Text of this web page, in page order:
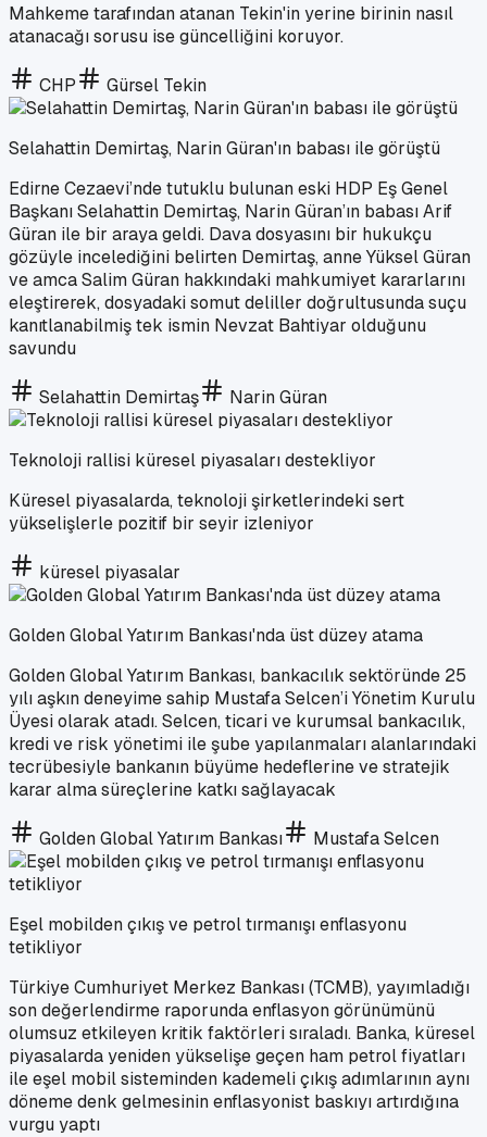
Mahkeme tarafından atanan Tekin'in yerine birinin nasıl
atanacağı sorusu ise güncelliğini koruyor.
CHP Gürsel Tekin
Selahattin Demirtaş, Narin Güran'ın babası ile görüştü
Edirne Cezaevi’nde tutuklu bulunan eski HDP Eş Genel
Başkanı Selahattin Demirtaş, Narin Güran’ın babası Arif
Güran ile bir araya geldi. Dava dosyasını bir hukukçu
gözüyle incelediğini belirten Demirtaş, anne Yüksel Güran
ve amca Salim Güran hakkındaki mahkumiyet kararlarını
eleştirerek, dosyadaki somut deliller doğrultusunda suçu
kanıtlanabilmiş tek ismin Nevzat Bahtiyar olduğunu
savundu
Selahattin Demirtaş Narin Güran
Teknoloji rallisi küresel piyasaları destekliyor
Küresel piyasalarda, teknoloji şirketlerindeki sert
yükselişlerle pozitif bir seyir izleniyor
küresel piyasalar
Golden Global Yatırım Bankası'nda üst düzey atama
Golden Global Yatırım Bankası, bankacılık sektöründe 25
yılı aşkın deneyime sahip Mustafa Selcen’i Yönetim Kurulu
Üyesi olarak atadı. Selcen, ticari ve kurumsal bankacılık,
kredi ve risk yönetimi ile şube yapılanmaları alanlarındaki
tecrübesiyle bankanın büyüme hedeflerine ve stratejik
karar alma süreçlerine katkı sağlayacak
Golden Global Yatırım Bankası Mustafa Selcen
Eşel mobilden çıkış ve petrol tırmanışı enflasyonu
tetikliyor
Türkiye Cumhuriyet Merkez Bankası (TCMB), yayımladığı
son değerlendirme raporunda enflasyon görünümünü
olumsuz etkileyen kritik faktörleri sıraladı. Banka, küresel
piyasalarda yeniden yükselişe geçen ham petrol fiyatları
ile eşel mobil sisteminden kademeli çıkış adımlarının aynı
döneme denk gelmesinin enflasyonist baskıyı artırdığına
vurgu yaptı